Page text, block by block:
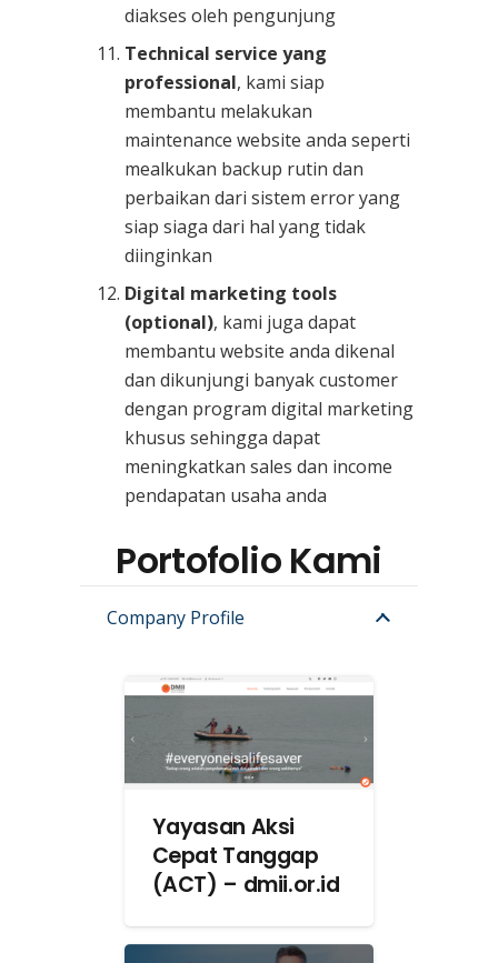
diakses oleh pengunjung
Technical service yang
professional, kami siap
membantu melakukan
maintenance website anda seperti
mealkukan backup rutin dan
perbaikan dari sistem error yang
siap siaga dari hal yang tidak
diinginkan
Digital marketing tools
(optional), kami juga dapat
membantu website anda dikenal
dan dikunjungi banyak customer
dengan program digital marketing
khusus sehingga dapat
meningkatkan sales dan income
pendapatan usaha anda
Portofolio Kami
Company Profile
Yayasan Aksi
Cepat Tanggap
(ACT) – dmii.or.id